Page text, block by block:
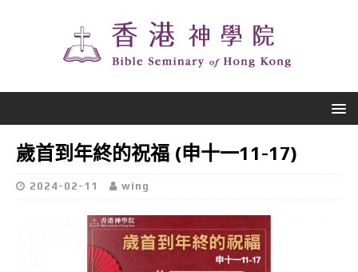
歲首到年終的祝福 (申十一11-17)
2024-02-11 wing